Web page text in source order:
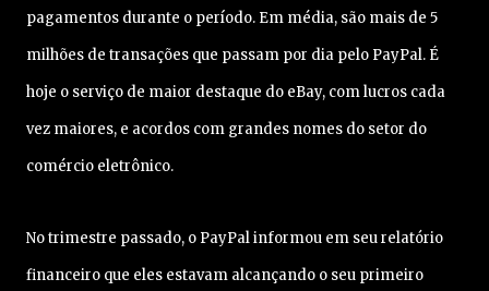
pagamentos durante o período. Em média, são mais de 5
milhões de transações que passam por dia pelo PayPal. É
hoje o serviço de maior destaque do eBay, com lucros cada
vez maiores, e acordos com grandes nomes do setor do
comércio eletrônico.
No trimestre passado, o PayPal informou em seu relatório
financeiro que eles estavam alcançando o seu primeiro